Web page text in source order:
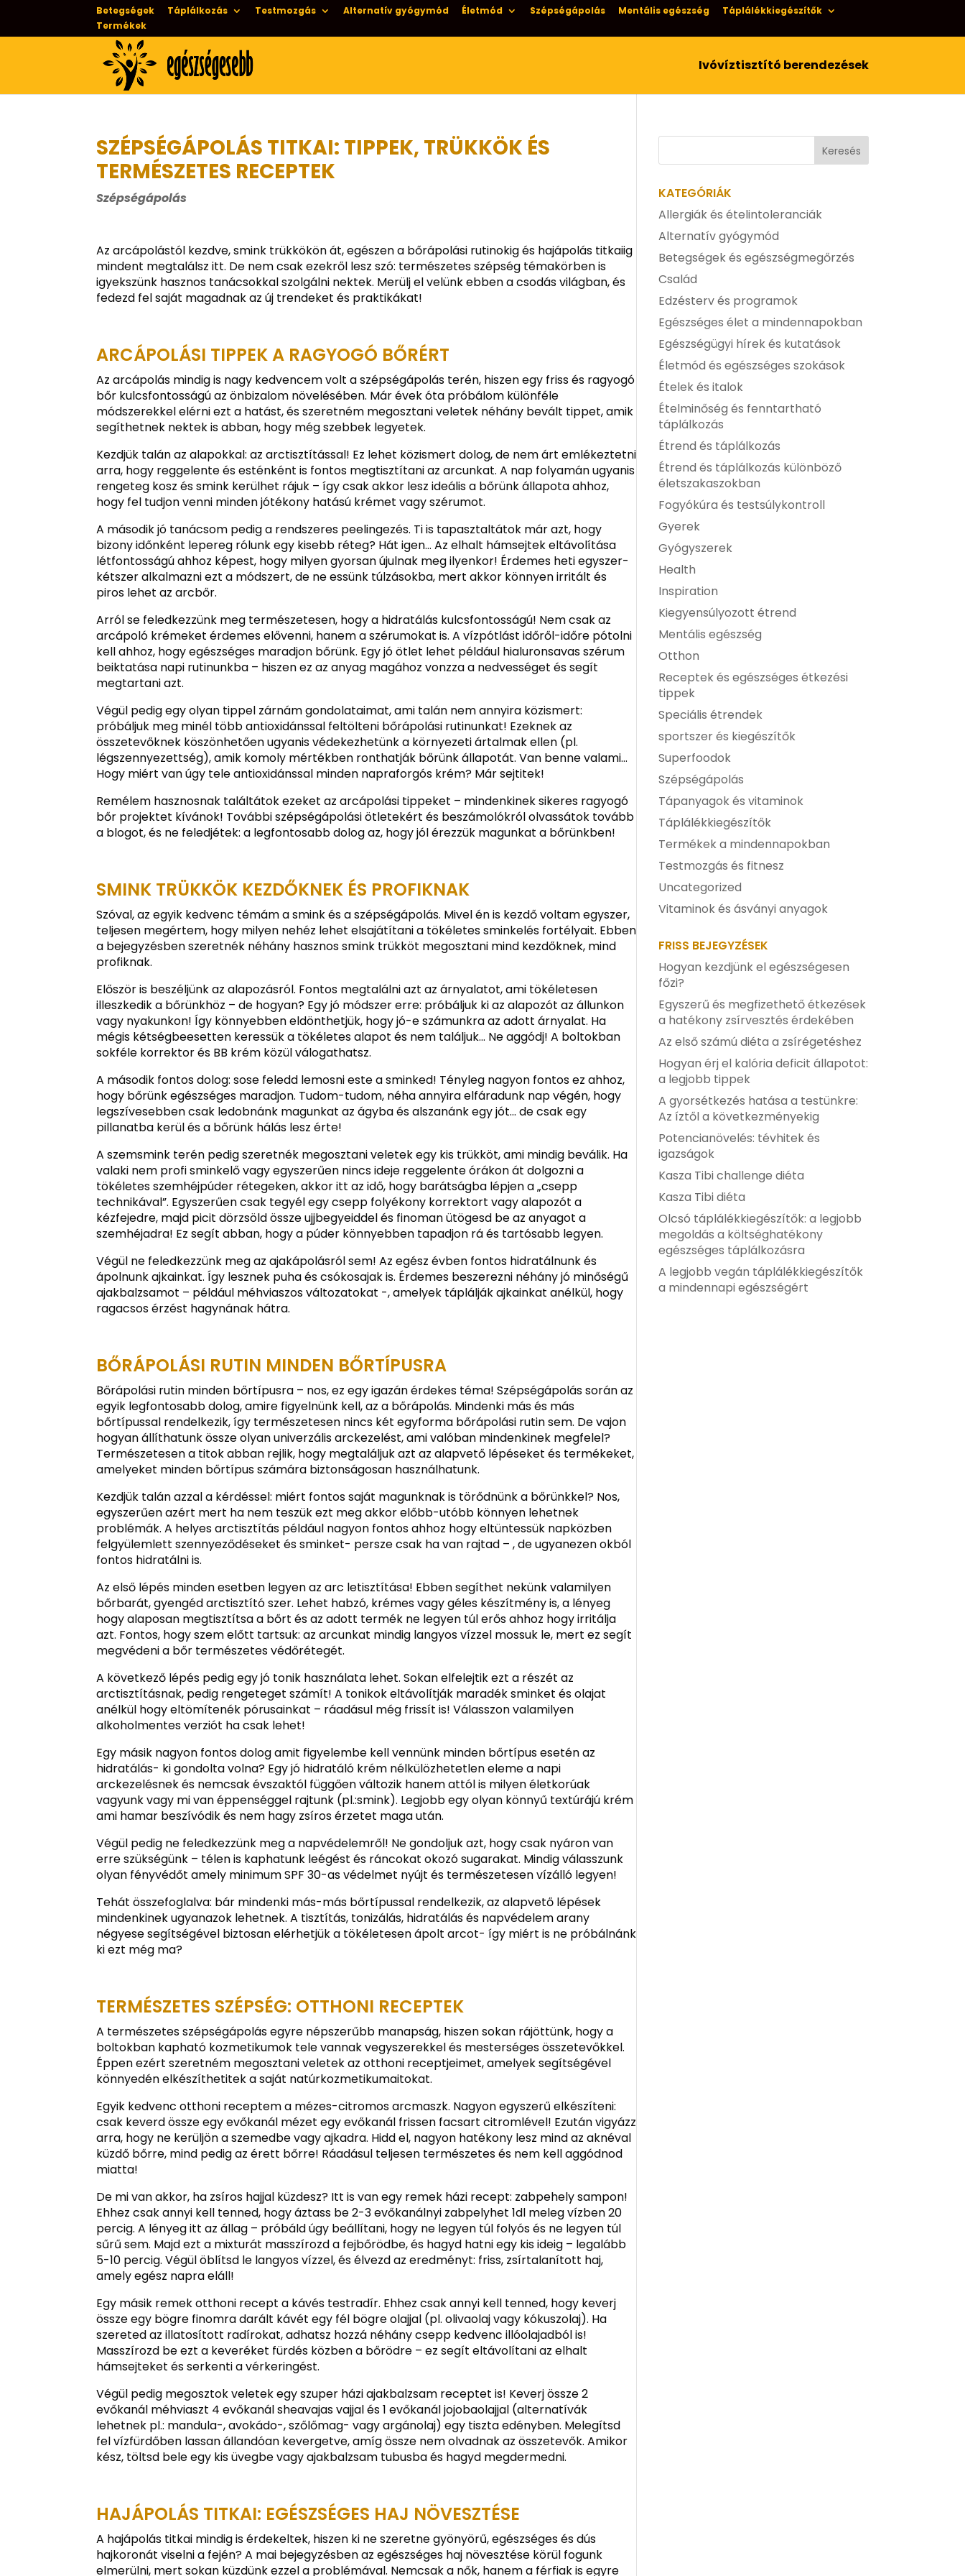
Betegségek Táplálkozás Testmozgás Alternatív gyógymód Életmód Szépségápolás Mentális egészség
Táplálékkiegészítők
Termékek
Ivóvíztisztító berendezések
SZÉPSÉGÁPOLÁS TITKAI: TIPPEK, TRÜKKÖK ÉS
TERMÉSZETES RECEPTEK
Szépségápolás
Az arcápolástól kezdve, smink trükkökön át, egészen a bőrápolási rutinokig és hajápolás titkaiig
mindent megtalálsz itt. De nem csak ezekről lesz szó: természetes szépség témakörben is
igyekszünk hasznos tanácsokkal szolgálni nektek. Merülj el velünk ebben a csodás világban, és
fedezd fel saját magadnak az új trendeket és praktikákat!
ARCÁPOLÁSI TIPPEK A RAGYOGÓ BŐRÉRT
Az arcápolás mindig is nagy kedvencem volt a szépségápolás terén, hiszen egy friss és ragyogó
bőr kulcsfontosságú az önbizalom növelésében. Már évek óta próbálom különféle
módszerekkel elérni ezt a hatást, és szeretném megosztani veletek néhány bevált tippet, amik
segíthetnek nektek is abban, hogy még szebbek legyetek.
Kezdjük talán az alapokkal: az arctisztítással! Ez lehet közismert dolog, de nem árt emlékeztetni
arra, hogy reggelente és esténként is fontos megtisztítani az arcunkat. A nap folyamán ugyanis
rengeteg kosz és smink kerülhet rájuk – így csak akkor lesz ideális a bőrünk állapota ahhoz,
hogy fel tudjon venni minden jótékony hatású krémet vagy szérumot.
A második jó tanácsom pedig a rendszeres peelingezés. Ti is tapasztaltátok már azt, hogy
bizony időnként lepereg rólunk egy kisebb réteg? Hát igen… Az elhalt hámsejtek eltávolítása
létfontosságú ahhoz képest, hogy milyen gyorsan újulnak meg ilyenkor! Érdemes heti egyszer-
kétszer alkalmazni ezt a módszert, de ne essünk túlzásokba, mert akkor könnyen irritált és
piros lehet az arcbőr.
Arról se feledkezzünk meg természetesen, hogy a hidratálás kulcsfontosságú! Nem csak az
arcápoló krémeket érdemes elővenni, hanem a szérumokat is. A vízpótlást időről-időre pótolni
kell ahhoz, hogy egészséges maradjon bőrünk. Egy jó ötlet lehet például hialuronsavas szérum
beiktatása napi rutinunkba – hiszen ez az anyag magához vonzza a nedvességet és segít
megtartani azt.
Végül pedig egy olyan tippel zárnám gondolataimat, ami talán nem annyira közismert:
próbáljuk meg minél több antioxidánssal feltölteni bőrápolási rutinunkat! Ezeknek az
összetevőknek köszönhetően ugyanis védekezhetünk a környezeti ártalmak ellen (pl.
légszennyezettség), amik komoly mértékben ronthatják bőrünk állapotát. Van benne valami…
Hogy miért van úgy tele antioxidánssal minden napraforgós krém? Már sejtitek!
Remélem hasznosnak találtátok ezeket az arcápolási tippeket – mindenkinek sikeres ragyogó
bőr projektet kívánok! További szépségápolási ötletekért és beszámolókról olvassátok tovább
a blogot, és ne feledjétek: a legfontosabb dolog az, hogy jól érezzük magunkat a bőrünkben!
SMINK TRÜKKÖK KEZDŐKNEK ÉS PROFIKNAK
Szóval, az egyik kedvenc témám a smink és a szépségápolás. Mivel én is kezdő voltam egyszer,
teljesen megértem, hogy milyen nehéz lehet elsajátítani a tökéletes sminkelés fortélyait. Ebben
a bejegyzésben szeretnék néhány hasznos smink trükköt megosztani mind kezdőknek, mind
profiknak.
Először is beszéljünk az alapozásról. Fontos megtalálni azt az árnyalatot, ami tökéletesen
illeszkedik a bőrünkhöz – de hogyan? Egy jó módszer erre: próbáljuk ki az alapozót az állunkon
vagy nyakunkon! Így könnyebben eldönthetjük, hogy jó-e számunkra az adott árnyalat. Ha
mégis kétségbeesetten keressük a tökéletes alapot és nem találjuk… Ne aggódj! A boltokban
sokféle korrektor és BB krém közül válogathatsz.
A második fontos dolog: sose feledd lemosni este a sminked! Tényleg nagyon fontos ez ahhoz,
hogy bőrünk egészséges maradjon. Tudom-tudom, néha annyira elfáradunk nap végén, hogy
legszívesebben csak ledobnánk magunkat az ágyba és alszanánk egy jót… de csak egy
pillanatba kerül és a bőrünk hálás lesz érte!
A szemsmink terén pedig szeretnék megosztani veletek egy kis trükköt, ami mindig beválik. Ha
valaki nem profi sminkelő vagy egyszerűen nincs ideje reggelente órákon át dolgozni a
tökéletes szemhéjpúder rétegeken, akkor itt az idő, hogy barátságba lépjen a „csepp
technikával”. Egyszerűen csak tegyél egy csepp folyékony korrektort vagy alapozót a
kézfejedre, majd picit dörzsöld össze ujjbegyeiddel és finoman ütögesd be az anyagot a
szemhéjadra! Ez segít abban, hogy a púder könnyebben tapadjon rá és tartósabb legyen.
Végül ne feledkezzünk meg az ajakápolásról sem! Az egész évben fontos hidratálnunk és
ápolnunk ajkainkat. Így lesznek puha és csókosajak is. Érdemes beszerezni néhány jó minőségű
ajakbalzsamot – például méhviaszos változatokat -, amelyek táplálják ajkainkat anélkül, hogy
ragacsos érzést hagynának hátra.
BŐRÁPOLÁSI RUTIN MINDEN BŐRTÍPUSRA
Bőrápolási rutin minden bőrtípusra – nos, ez egy igazán érdekes téma! Szépségápolás során az
egyik legfontosabb dolog, amire figyelnünk kell, az a bőrápolás. Mindenki más és más
bőrtípussal rendelkezik, így természetesen nincs két egyforma bőrápolási rutin sem. De vajon
hogyan állíthatunk össze olyan univerzális arckezelést, ami valóban mindenkinek megfelel?
Természetesen a titok abban rejlik, hogy megtaláljuk azt az alapvető lépéseket és termékeket,
amelyeket minden bőrtípus számára biztonságosan használhatunk.
Kezdjük talán azzal a kérdéssel: miért fontos saját magunknak is törődnünk a bőrünkkel? Nos,
egyszerűen azért mert ha nem teszük ezt meg akkor előbb-utóbb könnyen lehetnek
problémák. A helyes arctisztítás például nagyon fontos ahhoz hogy eltüntessük napközben
felgyülemlett szennyeződéseket és sminket- persze csak ha van rajtad – , de ugyanezen okból
fontos hidratálni is.
Az első lépés minden esetben legyen az arc letisztítása! Ebben segíthet nekünk valamilyen
bőrbarát, gyengéd arctisztító szer. Lehet habzó, krémes vagy géles készítmény is, a lényeg
hogy alaposan megtisztítsa a bőrt és az adott termék ne legyen túl erős ahhoz hogy irritálja
azt. Fontos, hogy szem előtt tartsuk: az arcunkat mindig langyos vízzel mossuk le, mert ez segít
megvédeni a bőr természetes védőrétegét.
A következő lépés pedig egy jó tonik használata lehet. Sokan elfelejtik ezt a részét az
arctisztításnak, pedig rengeteget számít! A tonikok eltávolítják maradék sminket és olajat
anélkül hogy eltömítenék pórusainkat – ráadásul még frissít is! Válasszon valamilyen
alkoholmentes verziót ha csak lehet!
Egy másik nagyon fontos dolog amit figyelembe kell vennünk minden bőrtípus esetén az
hidratálás- ki gondolta volna? Egy jó hidratáló krém nélkülözhetetlen eleme a napi
arckezelésnek és nemcsak évszaktól függően változik hanem attól is milyen életkorúak
vagyunk vagy mi van éppenséggel rajtunk (pl.:smink). Legjobb egy olyan könnyű textúrájú krém
ami hamar beszívódik és nem hagy zsíros érzetet maga után.
Végül pedig ne feledkezzünk meg a napvédelemről! Ne gondoljuk azt, hogy csak nyáron van
erre szükségünk – télen is kaphatunk leégést és ráncokat okozó sugarakat. Mindig válasszunk
olyan fényvédőt amely minimum SPF 30-as védelmet nyújt és természetesen vízálló legyen!
Tehát összefoglalva: bár mindenki más-más bőrtípussal rendelkezik, az alapvető lépések
mindenkinek ugyanazok lehetnek. A tisztítás, tonizálás, hidratálás és napvédelem arany
négyese segítségével biztosan elérhetjük a tökéletesen ápolt arcot- így miért is ne próbálnánk
ki ezt még ma?
TERMÉSZETES SZÉPSÉG: OTTHONI RECEPTEK
A természetes szépségápolás egyre népszerűbb manapság, hiszen sokan rájöttünk, hogy a
boltokban kapható kozmetikumok tele vannak vegyszerekkel és mesterséges összetevőkkel.
Éppen ezért szeretném megosztani veletek az otthoni receptjeimet, amelyek segítségével
könnyedén elkészíthetitek a saját natúrkozmetikumaitokat.
Egyik kedvenc otthoni receptem a mézes-citromos arcmaszk. Nagyon egyszerű elkészíteni:
csak keverd össze egy evőkanál mézet egy evőkanál frissen facsart citromlével! Ezután vigyázz
arra, hogy ne kerüljön a szemedbe vagy ajkadra. Hidd el, nagyon hatékony lesz mind az aknéval
küzdő bőrre, mind pedig az érett bőrre! Ráadásul teljesen természetes és nem kell aggódnod
miatta!
De mi van akkor, ha zsíros hajjal küzdesz? Itt is van egy remek házi recept: zabpehely sampon!
Ehhez csak annyi kell tenned, hogy áztass be 2-3 evőkanálnyi zabpelyhet 1dl meleg vízben 20
percig. A lényeg itt az állag – próbáld úgy beállítani, hogy ne legyen túl folyós és ne legyen túl
sűrű sem. Majd ezt a mixturát masszírozd a fejbőrödbe, és hagyd hatni egy kis ideig – legalább
5-10 percig. Végül öblítsd le langyos vízzel, és élvezd az eredményt: friss, zsírtalanított haj,
amely egész napra eláll!
Egy másik remek otthoni recept a kávés testradír. Ehhez csak annyi kell tenned, hogy keverj
össze egy bögre finomra darált kávét egy fél bögre olajjal (pl. olivaolaj vagy kókuszolaj). Ha
szereted az illatosított radírokat, adhatsz hozzá néhány csepp kedvenc illóolajadból is!
Masszírozd be ezt a keveréket fürdés közben a bőrödre – ez segít eltávolítani az elhalt
hámsejteket és serkenti a vérkeringést.
Végül pedig megosztok veletek egy szuper házi ajakbalzsam receptet is! Keverj össze 2
evőkanál méhviaszt 4 evőkanál sheavajas vajjal és 1 evőkanál jojobaolajjal (alternatívák
lehetnek pl.: mandula-, avokádo-, szőlőmag- vagy argánolaj) egy tiszta edényben. Melegítsd
fel vízfürdőben lassan állandóan kevergetve, amíg össze nem olvadnak az összetevők. Amikor
kész, töltsd bele egy kis üvegbe vagy ajakbalzsam tubusba és hagyd megdermedni.
HAJÁPOLÁS TITKAI: EGÉSZSÉGES HAJ NÖVESZTÉSE
A hajápolás titkai mindig is érdekeltek, hiszen ki ne szeretne gyönyörű, egészséges és dús
hajkoronát viselni a fején? A mai bejegyzésben az egészséges haj növesztése körül fogunk
elmerülni, mert sokan küzdünk ezzel a problémával. Nemcsak a nők, hanem a férfiak is egyre
KATEGÓRIÁK
Allergiák és ételintoleranciák
Alternatív gyógymód
Betegségek és egészségmegőrzés
Család
Edzésterv és programok
Egészséges élet a mindennapokban
Egészségügyi hírek és kutatások
Életmód és egészséges szokások
Ételek és italok
Ételminőség és fenntartható
táplálkozás
Étrend és táplálkozás
Étrend és táplálkozás különböző
életszakaszokban
Fogyókúra és testsúlykontroll
Gyerek
Gyógyszerek
Health
Inspiration
Kiegyensúlyozott étrend
Mentális egészség
Otthon
Receptek és egészséges étkezési
tippek
Speciális étrendek
sportszer és kiegészítők
Superfoodok
Szépségápolás
Tápanyagok és vitaminok
Táplálékkiegészítők
Termékek a mindennapokban
Testmozgás és fitnesz
Uncategorized
Vitaminok és ásványi anyagok
FRISS BEJEGYZÉSEK
Hogyan kezdjünk el egészségesen
főzi?
Egyszerű és megfizethető étkezések
a hatékony zsírvesztés érdekében
Az első számú diéta a zsírégetéshez
Hogyan érj el kalória deficit állapotot:
a legjobb tippek
A gyorsétkezés hatása a testünkre:
Az íztől a következményekig
Potencianövelés: tévhitek és
igazságok
Kasza Tibi challenge diéta
Kasza Tibi diéta
Olcsó táplálékkiegészítők: a legjobb
megoldás a költséghatékony
egészséges táplálkozásra
A legjobb vegán táplálékkiegészítők
a mindennapi egészségért